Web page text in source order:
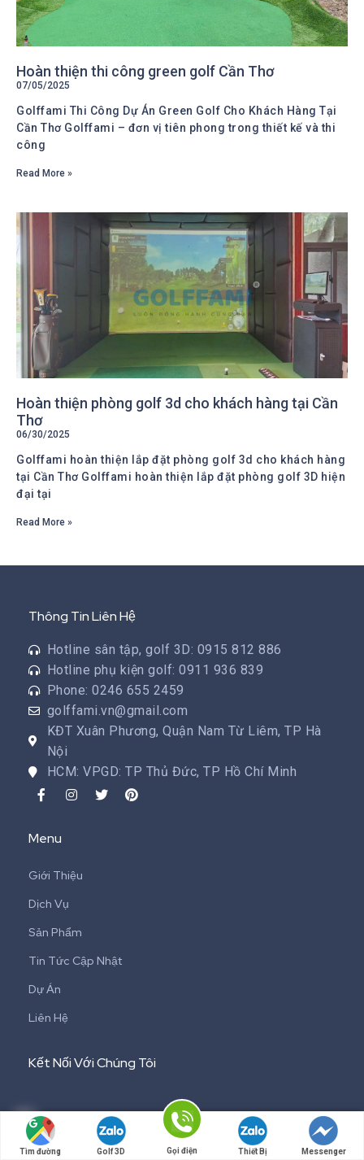
Hoàn thiện thi công green golf Cần Thơ
07/05/2025
Golffami Thi Công Dự Án Green Golf Cho Khách Hàng Tại
Cần Thơ Golffami – đơn vị tiên phong trong thiết kế và thi
công
Read More »
Hoàn thiện phòng golf 3d cho khách hàng tại Cần
Thơ
06/30/2025
Golffami hoàn thiện lắp đặt phòng golf 3d cho khách hàng
tại Cần Thơ Golffami hoàn thiện lắp đặt phòng golf 3D hiện
đại tại
Read More »
Thông Tin Liên Hệ
Hotline sân tập, golf 3D: 0915 812 886
Hotline phụ kiện golf: 0911 936 839
Phone: 0246 655 2459
golffami.vn@gmail.com
KĐT Xuân Phương, Quận Nam Từ Liêm, TP Hà
Nội
HCM: VPGD: TP Thủ Đức, TP Hồ Chí Minh
Menu
Giới Thiệu
Dịch Vụ
Sản Phẩm
Tin Tức Cập Nhật
Dự Án
Liên Hệ
Kết Nối Với Chúng Tôi
Tìm đường Golf 3D Gọi điện Thiết Bị Messenger